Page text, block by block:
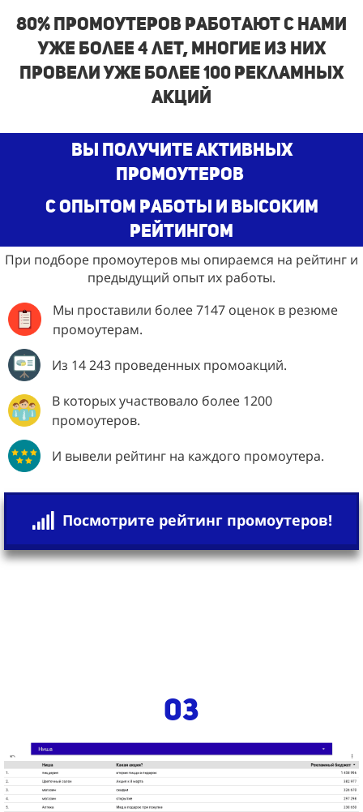
80% промоутеров работают с нами
уже более 4 лет, многие из них
провели уже более 100 рекламных
акций
Вы получите активных
промоутеров
с опытом работы и высоким
рейтингом
При подборе промоутеров мы опираемся на рейтинг и
предыдущий опыт их работы.
Мы проставили более 7147 оценок в резюме
промоутерам.
Из 14 243 проведенных промоакций.
В которых участвовало более 1200
промоутеров.
И вывели рейтинг на каждого промоутера.
Посмотрите рейтинг промоутеров!
03